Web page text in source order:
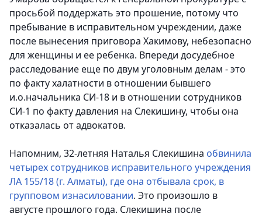
просьбой поддержать это прошение, потому что
пребывание в исправительном учреждении, даже
после вынесения приговора Хакимову, небезопасно
для женщины и ее ребенка. Впереди досудебное
расследование еще по двум уголовным делам - это
по факту халатности в отношении бывшего
и.о.начальника СИ-18 и в отношении сотрудников
СИ-1 по факту давления на Слекишину, чтобы она
отказалась от адвокатов.
Напомним, 32-летняя Наталья Слекишина обвинила
четырех сотрудников исправительного учреждения
ЛА 155/18 (г. Алматы), где она отбывала срок, в
групповом изнасиловании. Это произошло в
августе прошлого года. Слекишина после